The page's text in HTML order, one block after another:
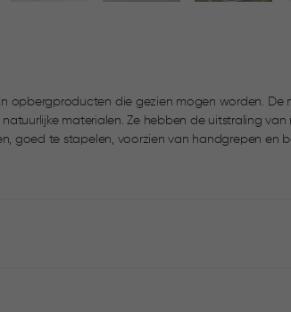
opbergproducten die gezien mogen worden. De
materialen. Ze hebben de uitstraling
goed te stapelen, voorzien van handgrepen en
woonkamer, kinderkamer of op kantoor.